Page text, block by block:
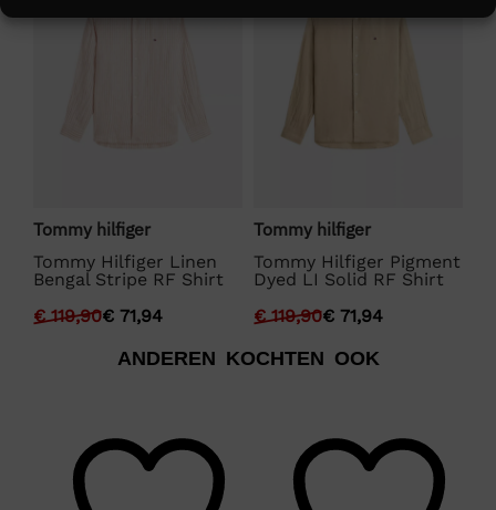
Tommy hilfiger
Tommy Hilfiger Linen
Bengal Stripe RF Shirt
€119,90€ 71,94
Tommy hilfiger
Tommy Hilfiger Pigment
Dyed LI Solid RF Shirt
€119,90€ 71,94
ANDEREN KOCHTEN OOK